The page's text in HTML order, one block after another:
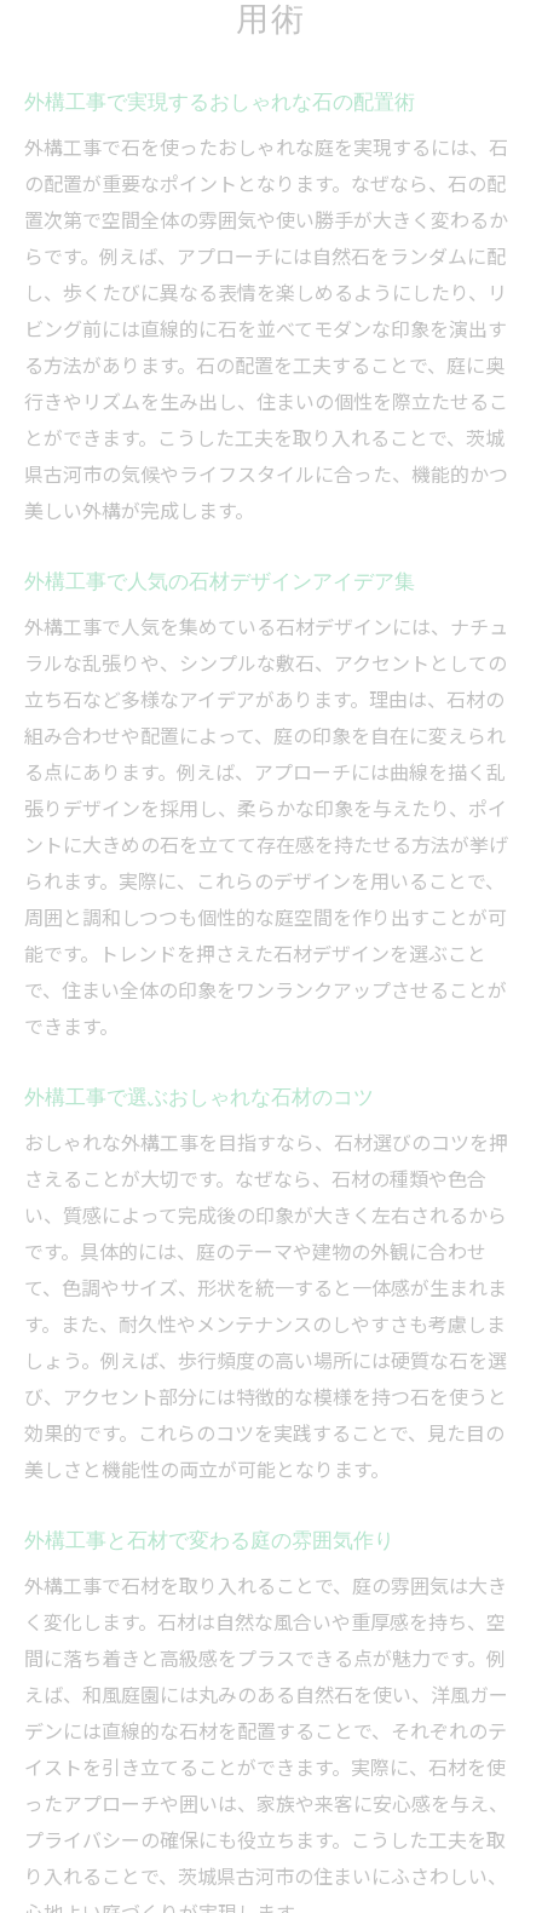
用術
外構工事で実現するおしゃれな石の配置術
外構工事で石を使ったおしゃれな庭を実現するには、石
の配置が重要なポイントとなります。なぜなら、石の配
置次第で空間全体の雰囲気や使い勝手が大きく変わるか
らです。例えば、アプローチには自然石をランダムに配
し、歩くたびに異なる表情を楽しめるようにしたり、リ
ビング前には直線的に石を並べてモダンな印象を演出す
る方法があります。石の配置を工夫することで、庭に奥
行きやリズムを生み出し、住まいの個性を際立たせるこ
とができます。こうした工夫を取り入れることで、茨城
県古河市の気候やライフスタイルに合った、機能的かつ
美しい外構が完成します。
外構工事で人気の石材デザインアイデア集
外構工事で人気を集めている石材デザインには、ナチュ
ラルな乱張りや、シンプルな敷石、アクセントとしての
立ち石など多様なアイデアがあります。理由は、石材の
組み合わせや配置によって、庭の印象を自在に変えられ
る点にあります。例えば、アプローチには曲線を描く乱
張りデザインを採用し、柔らかな印象を与えたり、ポイ
ントに大きめの石を立てて存在感を持たせる方法が挙げ
られます。実際に、これらのデザインを用いることで、
周囲と調和しつつも個性的な庭空間を作り出すことが可
能です。トレンドを押さえた石材デザインを選ぶこと
で、住まい全体の印象をワンランクアップさせることが
できます。
外構工事で選ぶおしゃれな石材のコツ
おしゃれな外構工事を目指すなら、石材選びのコツを押
さえることが大切です。なぜなら、石材の種類や色合
い、質感によって完成後の印象が大きく左右されるから
です。具体的には、庭のテーマや建物の外観に合わせ
て、色調やサイズ、形状を統一すると一体感が生まれま
す。また、耐久性やメンテナンスのしやすさも考慮しま
しょう。例えば、歩行頻度の高い場所には硬質な石を選
び、アクセント部分には特徴的な模様を持つ石を使うと
効果的です。これらのコツを実践することで、見た目の
美しさと機能性の両立が可能となります。
外構工事と石材で変わる庭の雰囲気作り
外構工事で石材を取り入れることで、庭の雰囲気は大き
く変化します。石材は自然な風合いや重厚感を持ち、空
間に落ち着きと高級感をプラスできる点が魅力です。例
えば、和風庭園には丸みのある自然石を使い、洋風ガー
デンには直線的な石材を配置することで、それぞれのテ
イストを引き立てることができます。実際に、石材を使
ったアプローチや囲いは、家族や来客に安心感を与え、
プライバシーの確保にも役立ちます。こうした工夫を取
り入れることで、茨城県古河市の住まいにふさわしい、